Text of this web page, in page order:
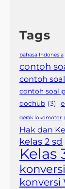
Tags
bahasa Indonesia
contoh
contoh
contoh soal
dochub (3)
gerak lokomotor
Hak dan
kelas 2 sd
Kelas
konversi